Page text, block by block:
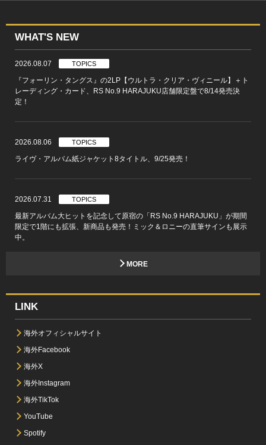
WHAT'S NEW
2026.08.07 TOPICS
『フォーリン・タングス』の2LP【ウルトラ・クリア・ヴィニール】＋ト
レーディング・カード、RS No.9 HARAJUKU店舗限定盤で8/14発売決
定！
2026.08.06 TOPICS
ライヴ・アルバム紙ジャケット8タイトル、9/25発売！
2026.07.31 TOPICS
最新アルバム大ヒットを記念して原宿の「RS No.9 HARAJUKU」が期間
限定で1階にも拡張、新商品も発売！ミック＆ロニーの直筆サインも展示
中。
MORE
LINK
海外オフィシャルサイト
海外Facebook
海外X
海外Instagram
海外TikTok
YouTube
Spotify